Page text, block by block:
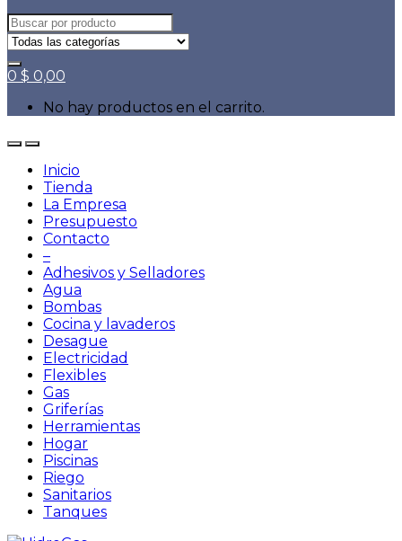
Search
for:
0 $ 0,00
No hay productos en el carrito.
Inicio
Tienda
La Empresa
Presupuesto
Contacto
–
Adhesivos y Selladores
Agua
Bombas
Cocina y lavaderos
Desague
Electricidad
Flexibles
Gas
Griferías
Herramientas
Hogar
Piscinas
Riego
Sanitarios
Tanques